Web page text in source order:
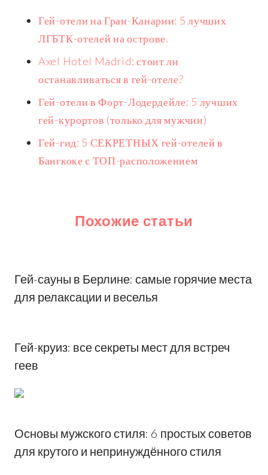
Гей-отели на Гран-Канарии: 5 лучших
ЛГБТК-отелей на острове.
Axel Hotel Madrid: стоит ли
останавливаться в гей-отеле?
Гей-отели в Форт-Лодердейле: 5 лучших
гей-курортов (только для мужчин)
Гей-гид: 5 СЕКРЕТНЫХ гей-отелей в
Бангкоке с ТОП-расположением
Похожие статьи
Гей-сауны в Берлине: самые горячие места
для релаксации и веселья
Гей-круиз: все секреты мест для встреч
геев
Основы мужского стиля: 6 простых советов
для крутого и непринуждённого стиля